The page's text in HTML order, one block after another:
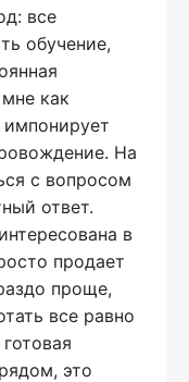
все
обучение,
как
импонирует
На
с вопросом
ответ.
в
продает
проще,
все равно
это